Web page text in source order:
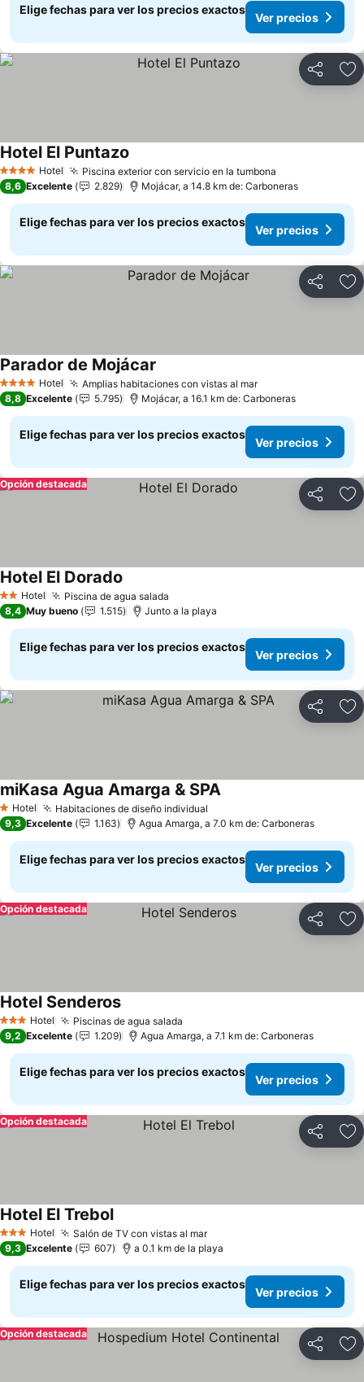
Elige fechas para ver los precios exactos
Ver precios
Compartir
4 EstrellasHotel Piscina exterior con servicio en la tumbona
Hotel El Puntazo
8,6 Excelente 2.829 Mojácar, a 14.8 km de: Carboneras
Elige fechas para ver los precios exactos
Ver precios
Compartir
4 EstrellasHotel Amplias habitaciones con vistas al mar
Parador de Mojácar
8,8 Excelente 5.795 Mojácar, a 16.1 km de: Carboneras
Elige fechas para ver los precios exactos
Ver precios
Compartir
Opción destacada
2 Estrellas
Hotel Piscina de agua salada
Hotel El Dorado
8,4 Muy bueno 1.515 Junto a la playa
Elige fechas para ver los precios exactos
Ver precios
Compartir
1 Estrellas
Hotel Habitaciones de diseño individual
miKasa Agua Amarga & SPA
9,3 Excelente 1.163 Agua Amarga, a 7.0 km de: Carboneras
Elige fechas para ver los precios exactos
Ver precios
Compartir
Opción destacada
3 Estrellas
Hotel Piscinas de agua salada
Hotel Senderos
9,2 Excelente 1.209 Agua Amarga, a 7.1 km de: Carboneras
Elige fechas para ver los precios exactos
Ver precios
Compartir
Opción destacada
3 Estrellas
Hotel Salón de TV con vistas al mar
Hotel El Trebol
9,3 Excelente 607 a 0.1 km de la playa
Elige fechas para ver los precios exactos
Ver precios
Compartir
Opción destacada